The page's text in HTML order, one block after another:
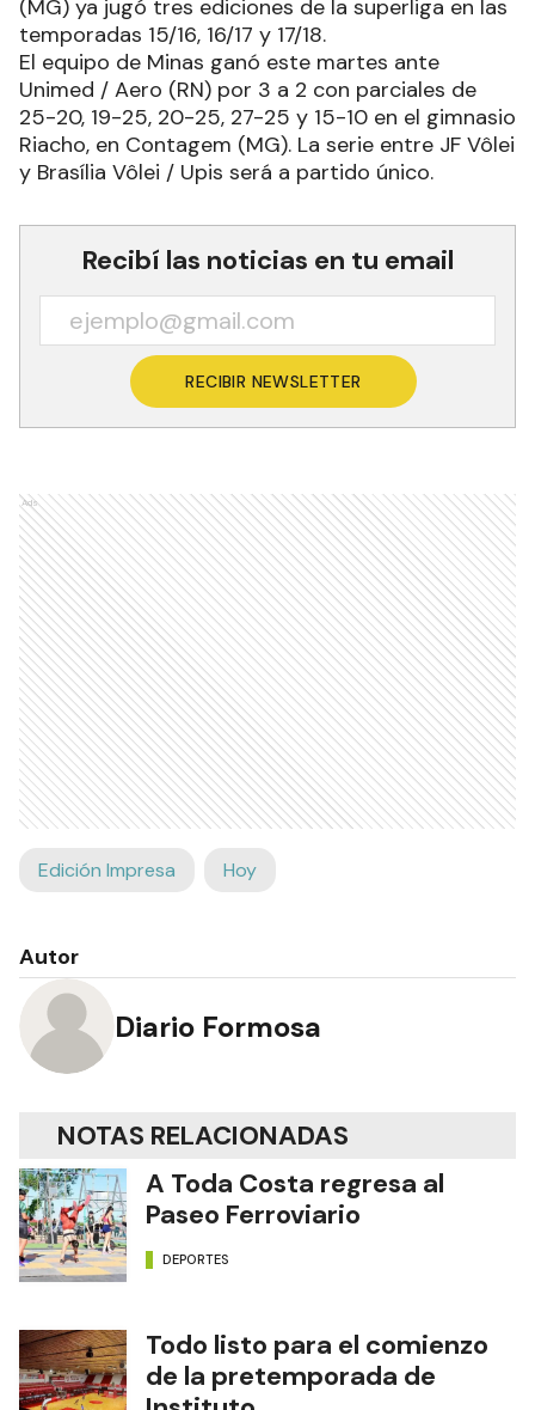
(MG) ya jugó tres ediciones de la superliga en las
temporadas 15/16, 16/17 y 17/18.
El equipo de Minas ganó este martes ante
Unimed / Aero (RN) por 3 a 2 con parciales de
25-20, 19-25, 20-25, 27-25 y 15-10 en el gimnasio
Riacho, en Contagem (MG). La serie entre JF Vôlei
y Brasília Vôlei / Upis será a partido único.
Recibí las noticias en tu email
RECIBIR NEWSLETTER
Ads
Edición Impresa Hoy
Autor
Diario Formosa
NOTAS RELACIONADAS
A Toda Costa regresa al
Paseo Ferroviario
DEPORTES
Todo listo para el comienzo
de la pretemporada de